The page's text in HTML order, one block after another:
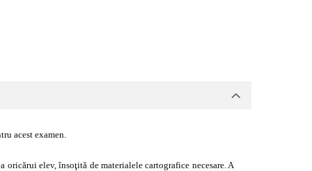
acest examen.
elev, însoţită de materialele cartografice necesare. A